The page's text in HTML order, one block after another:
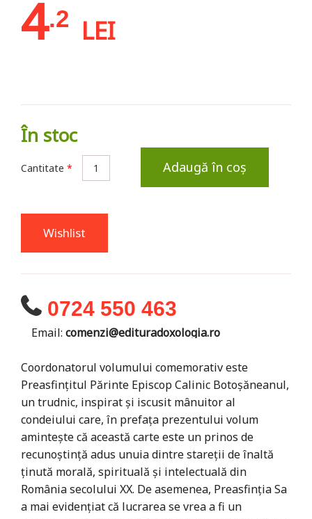
4.2 LEI
În stoc
Cantitate * Adaugă în coș
Wishlist
0724 550 463
Email: comenzi@edituradoxologia.ro
Coordonatorul volumului comemorativ este
Preasfințitul Părinte Episcop Calinic Botoșăneanul,
un trudnic, inspirat și iscusit mânuitor al
condeiului care, în prefața prezentului volum
amintește că această carte este un prinos de
recunoștință adus unuia dintre stareții de înaltă
ținută morală, spirituală și intelectuală din
România secolului XX. De asemenea, Preasfinția Sa
a mai evidențiat că lucrarea se vrea a fi un